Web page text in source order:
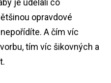
je udělali co
opravdové
A čím víc
tím víc šikovných a